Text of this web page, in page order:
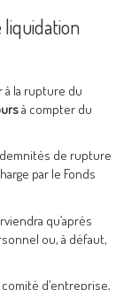
liquidation
à la rupture du
à compter du
de rupture
par le Fonds
qu’après
ou, à défaut,
d’entreprise,